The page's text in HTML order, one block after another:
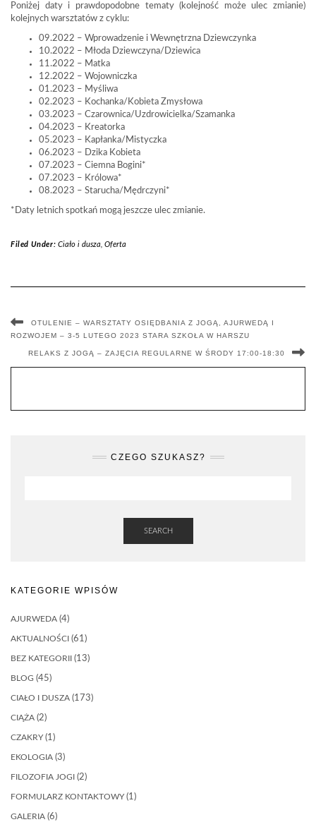
Poniżej daty i prawdopodobne tematy (kolejność może ulec zmianie)
kolejnych warsztatów z cyklu:
09.2022 – Wprowadzenie i Wewnętrzna Dziewczynka
10.2022 – Młoda Dziewczyna/Dziewica
11.2022 – Matka
12.2022 – Wojowniczka
01.2023 – Myśliwa
02.2023 – Kochanka/Kobieta Zmysłowa
03.2023 – Czarownica/Uzdrowicielka/Szamanka
04.2023 – Kreatorka
05.2023 – Kapłanka/Mistyczka
06.2023 – Dzika Kobieta
07.2023 – Ciemna Bogini*
07.2023 – Królowa*
08.2023 – Starucha/Mędrczyni*
*Daty letnich spotkań mogą jeszcze ulec zmianie.
Filed Under: Ciało i dusza, Oferta
OTULENIE – WARSZTATY OSIĘDBANIA Z JOGĄ, AJURWEDĄ I
ROZWOJEM – 3-5 LUTEGO 2023 STARA SZKOŁA W HARSZU
RELAKS Z JOGĄ – ZAJĘCIA REGULARNE W ŚRODY 17:00-18:30
CZEGO SZUKASZ?
SEARCH
KATEGORIE WPISÓW
AJURWEDA (4)
AKTUALNOŚCI (61)
BEZ KATEGORII (13)
BLOG (45)
CIAŁO I DUSZA (173)
CIĄŻA (2)
CZAKRY(1)
EKOLOGIA (3)
FILOZOFIA JOGI (2)
FORMULARZ KONTAKTOWY(1)
GALERIA (6)